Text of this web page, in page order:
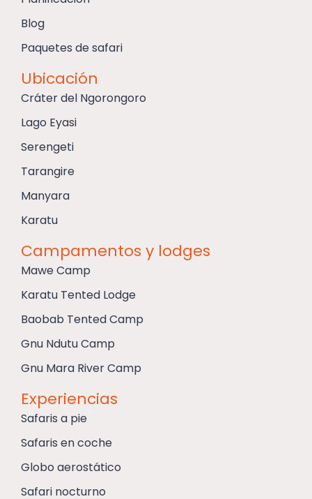
Blog
Paquetes de safari
Ubicación
Cráter del Ngorongoro
Lago Eyasi
Serengeti
Tarangire
Manyara
Karatu
Campamentos y lodges
Mawe Camp
Karatu Tented Lodge
Baobab Tented Camp
Gnu Ndutu Camp
Gnu Mara River Camp
Experiencias
Safaris a pie
Safaris en coche
Globo aerostático
Safari nocturno